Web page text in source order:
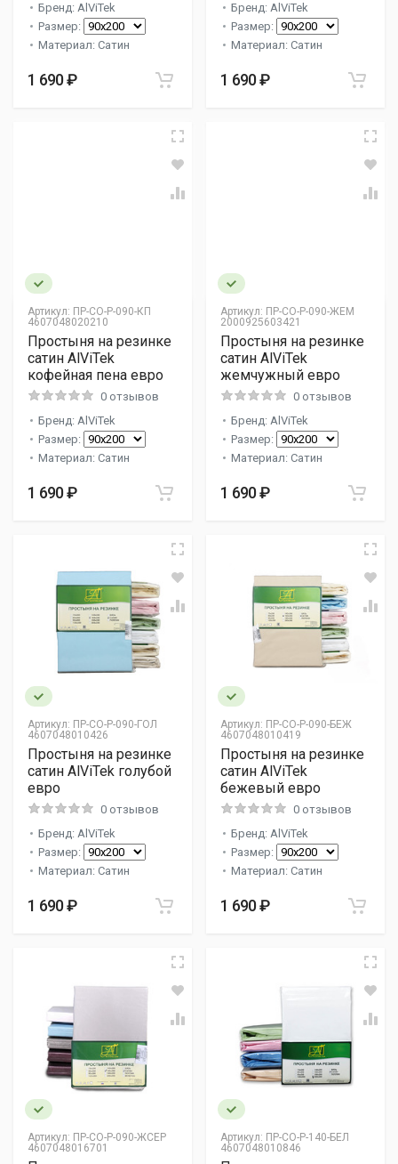
Бренд: AlViTek
Размер:
Материал: Сатин
1 690 ₽
Бренд: AlViTek
Размер:
Материал: Сатин
1 690 ₽
Артикул: ПР-СО-Р-090-КП
4607048020210
Простыня на резинке
сатин AlViTek
кофейная пена евро
0 отзывов
Бренд: AlViTek
Размер:
Материал: Сатин
1 690 ₽
Артикул: ПР-СО-Р-090-ЖЕМ
2000925603421
Простыня на резинке
сатин AlViTek
жемчужный евро
0 отзывов
Бренд: AlViTek
Размер:
Материал: Сатин
1 690 ₽
Артикул: ПР-СО-Р-090-ГОЛ
4607048010426
Простыня на резинке
сатин AlViTek голубой
евро
0 отзывов
Бренд: AlViTek
Размер:
Материал: Сатин
1 690 ₽
Артикул: ПР-СО-Р-090-БЕЖ
4607048010419
Простыня на резинке
сатин AlViTek
бежевый евро
0 отзывов
Бренд: AlViTek
Размер:
Материал: Сатин
1 690 ₽
Артикул: ПР-СО-Р-090-ЖСЕР
4607048016701
Артикул: ПР-СО-Р-140-БЕЛ
4607048010846